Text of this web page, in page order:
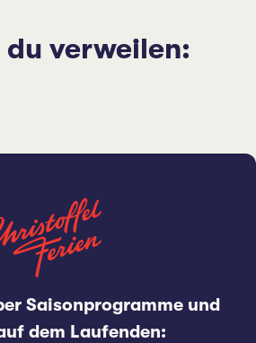
verweilen:
Saisonprogramme und
dem Laufenden: